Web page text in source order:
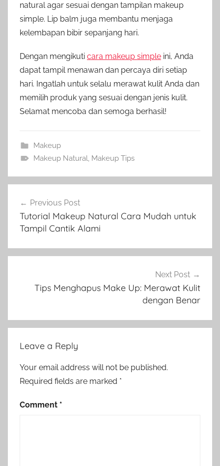
natural agar sesuai dengan tampilan makeup
simple. Lip balm juga membantu menjaga
kelembapan bibir sepanjang hari.
Dengan mengikuti cara makeup simple ini, Anda
dapat tampil menawan dan percaya diri setiap
hari. Ingatlah untuk selalu merawat kulit Anda dan
memilih produk yang sesuai dengan jenis kulit.
Selamat mencoba dan semoga berhasil!
Makeup
Makeup Natural, Makeup Tips
navigation
Previous Post
Tutorial Makeup Natural Cara Mudah untuk
Tampil Cantik Alami
Next Post
Tips Menghapus Make Up: Merawat Kulit
dengan Benar
Leave a Reply
Your email address will not be published.
Required fields are marked *
Comment *